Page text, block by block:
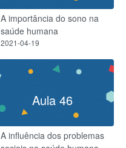
A importância do sono na
saúde humana
2021-04-19
Aula 46
A influência dos problemas